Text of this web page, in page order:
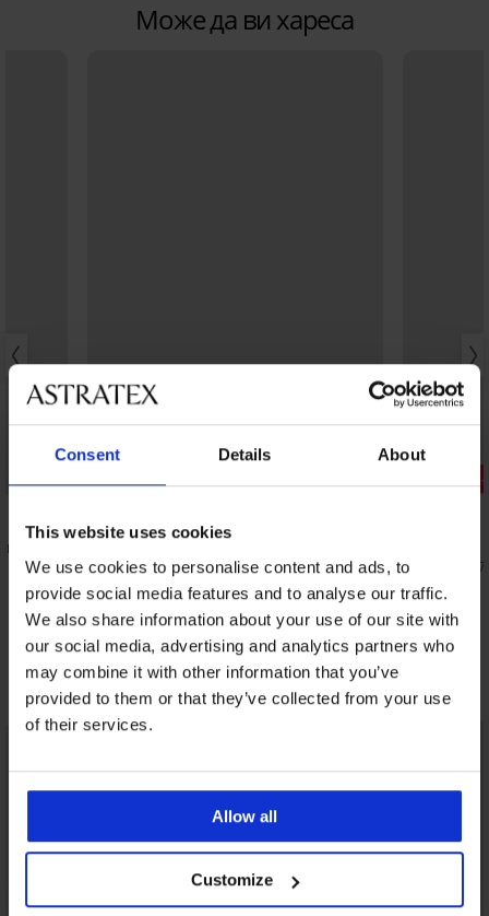
Consent Details About
This website uses cookies
We use cookies to personalise content and ads, to
provide social media features and to analyse our traffic.
We also share information about your use of our site with
our social media, advertising and analytics partners who
may combine it with other information that you’ve
provided to them or that they’ve collected from your use
of their services.
Allow all
Customize
Може да ви хареса
Minimizer
49,99 €
(97,77 лв.)
39,99 €
Отстъпка
19,79 €
Открийте подобни артикули